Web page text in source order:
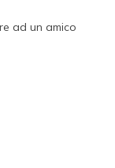
ad un amico